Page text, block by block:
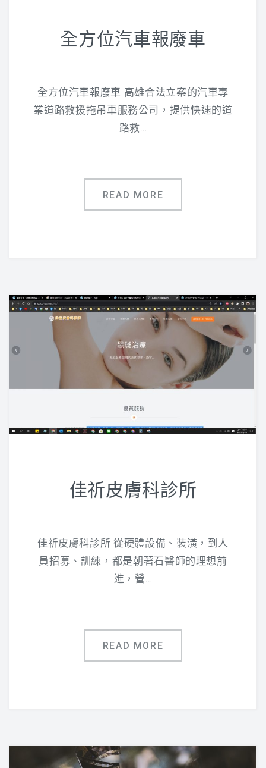
全方位汽車報廢車
全方位汽車報廢車 高雄合法立案的汽車專
業道路救援拖吊車服務公司，提供快速的道
路救…
READ MORE
佳祈皮膚科診所
佳祈皮膚科診所 從硬體設備、裝潢，到人
員招募、訓練，都是朝著石醫師的理想前
進，營…
READ MORE